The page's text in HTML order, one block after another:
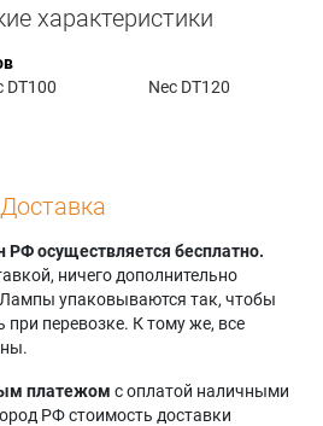
характеристики
DT100 Nec DT120
Доставка
РФ осуществляется бесплатно.
ничего дополнительно
упаковываются так, чтобы
при перевозке. К тому же, все
платежом с оплатой наличными
РФ стоимость доставки